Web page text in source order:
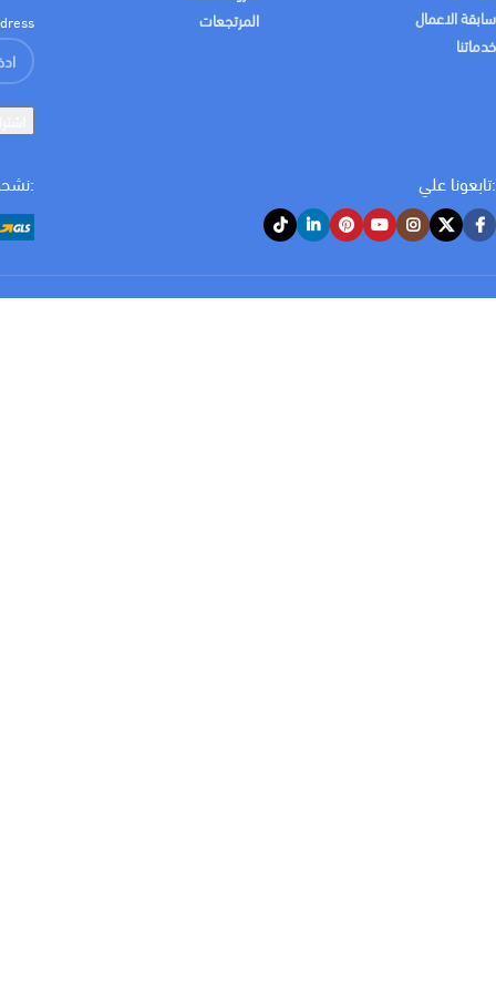
المرتجعات
سابقة الاعمال
خدماتنا
:تابعونا علي